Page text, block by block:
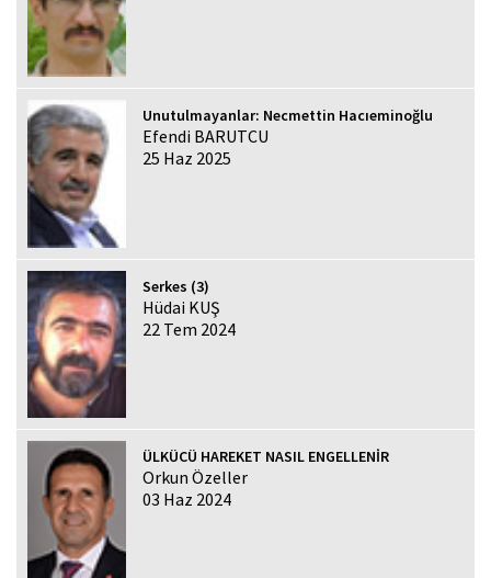
Unutulmayanlar: Necmettin Hacıeminoğlu
Efendi BARUTCU
25 Haz 2025
Serkes (3)
Hüdai KUŞ
22 Tem 2024
ÜLKÜCÜ HAREKET NASIL ENGELLENİR
Orkun Özeller
03 Haz 2024